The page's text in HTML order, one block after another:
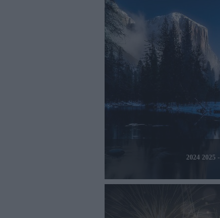
2024 2025